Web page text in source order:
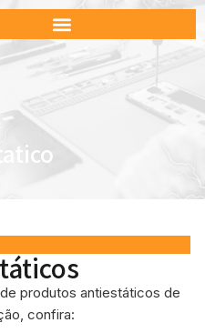
produtos antiestáticos de
confira: